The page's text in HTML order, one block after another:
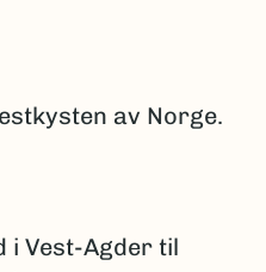
av Norge.
i Vest-Agder til